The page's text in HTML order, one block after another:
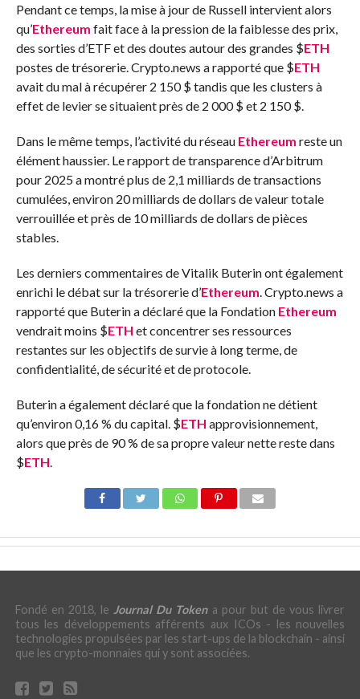
Pendant ce temps, la mise à jour de Russell intervient alors
qu’Ethereum fait face à la pression de la faiblesse des prix,
des sorties d’ETF et des doutes autour des grandes $ETH
postes de trésorerie. Crypto.news a rapporté que $ETH
avait du mal à récupérer 2 150 $ tandis que les clusters à
effet de levier se situaient près de 2 000 $ et 2 150 $.
Dans le même temps, l’activité du réseau Ethereum reste un
élément haussier. Le rapport de transparence d’Arbitrum
pour 2025 a montré plus de 2,1 milliards de transactions
cumulées, environ 20 milliards de dollars de valeur totale
verrouillée et près de 10 milliards de dollars de pièces
stables.
Les derniers commentaires de Vitalik Buterin ont également
enrichi le débat sur la trésorerie d’Ethereum. Crypto.news a
rapporté que Buterin a déclaré que la Fondation Ethereum
vendrait moins $ETH et concentrer ses ressources
restantes sur les objectifs de survie à long terme, de
confidentialité, de sécurité et de protocole.
Buterin a également déclaré que la fondation ne détient
qu’environ 0,16 % du capital. $ETH approvisionnement,
alors que près de 90 % de sa propre valeur nette reste dans
$ETH.
Fondé en 2018, le Journal Du Tokena pour but de vous livrer
tous les développements afférents aux ICOs - les nouvelles
technologies propulsées par les start-ups de la blockchain - ainsi
que les crypto-monnaies qui y sont associées.